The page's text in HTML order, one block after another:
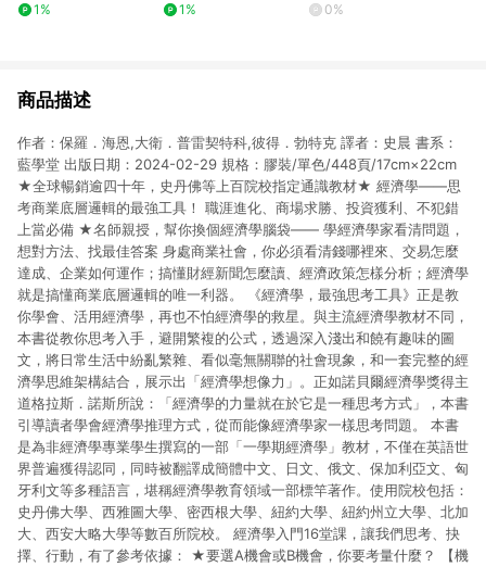
1%
1%
0%
商品描述
作者：保羅．海恩,大衛．普雷契特科,彼得．勃特克 譯者：史晨 書系：
藍學堂 出版日期：2024-02-29 規格：膠裝/單色/448頁/17cm×22cm
★全球暢銷逾四十年，史丹佛等上百院校指定通識教材★ 經濟學——思
考商業底層邏輯的最強工具！ 職涯進化、商場求勝、投資獲利、不犯錯
上當必備 ★名師親授，幫你換個經濟學腦袋—— 學經濟學家看清問題，
想對方法、找最佳答案 身處商業社會，你必須看清錢哪裡來、交易怎麼
達成、企業如何運作；搞懂財經新聞怎麼讀、經濟政策怎樣分析；經濟學
就是搞懂商業底層邏輯的唯一利器。 《經濟學，最強思考工具》正是教
你學會、活用經濟學，再也不怕經濟學的救星。與主流經濟學教材不同，
本書從教你思考入手，避開繁複的公式，透過深入淺出和饒有趣味的圖
文，將日常生活中紛亂繁雜、看似毫無關聯的社會現象，和一套完整的經
濟學思維架構結合，展示出「經濟學想像力」。正如諾貝爾經濟學獎得主
道格拉斯．諾斯所說：「經濟學的力量就在於它是一種思考方式」，本書
引導讀者學會經濟學推理方式，從而能像經濟學家一樣思考問題。 本書
是為非經濟學專業學生撰寫的一部「一學期經濟學」教材，不僅在英語世
界普遍獲得認同，同時被翻譯成簡體中文、日文、俄文、保加利亞文、匈
牙利文等多種語言，堪稱經濟學教育領域一部標竿著作。使用院校包括：
史丹佛大學、西雅圖大學、密西根大學、紐約大學、紐約州立大學、北加
大、西安大略大學等數百所院校。 經濟學入門16堂課，讓我們思考、抉
擇、行動，有了參考依據： ★要選A機會或B機會，你要考量什麼？ 【機